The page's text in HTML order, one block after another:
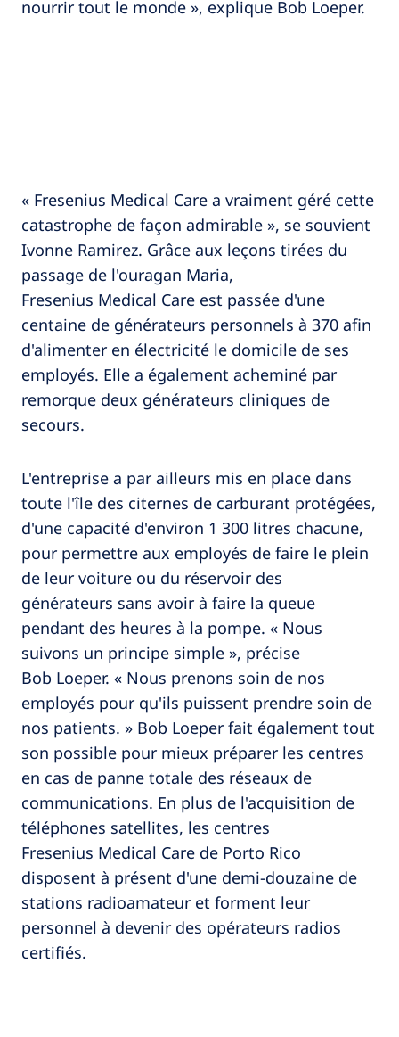
nourrir tout le monde », explique Bob Loeper.
« Fresenius Medical Care a vraiment géré cette
catastrophe de façon admirable », se souvient
Ivonne Ramirez. Grâce aux leçons tirées du
passage de l'ouragan Maria,
Fresenius Medical Care est passée d'une
centaine de générateurs personnels à 370 afin
d'alimenter en électricité le domicile de ses
employés. Elle a également acheminé par
remorque deux générateurs cliniques de
secours.
L'entreprise a par ailleurs mis en place dans
toute l'île des citernes de carburant protégées,
d'une capacité d'environ 1 300 litres chacune,
pour permettre aux employés de faire le plein
de leur voiture ou du réservoir des
générateurs sans avoir à faire la queue
pendant des heures à la pompe. « Nous
suivons un principe simple », précise
Bob Loeper. « Nous prenons soin de nos
employés pour qu'ils puissent prendre soin de
nos patients. » Bob Loeper fait également tout
son possible pour mieux préparer les centres
en cas de panne totale des réseaux de
communications. En plus de l'acquisition de
téléphones satellites, les centres
Fresenius Medical Care de Porto Rico
disposent à présent d'une demi-douzaine de
stations radioamateur et forment leur
personnel à devenir des opérateurs radios
certifiés.